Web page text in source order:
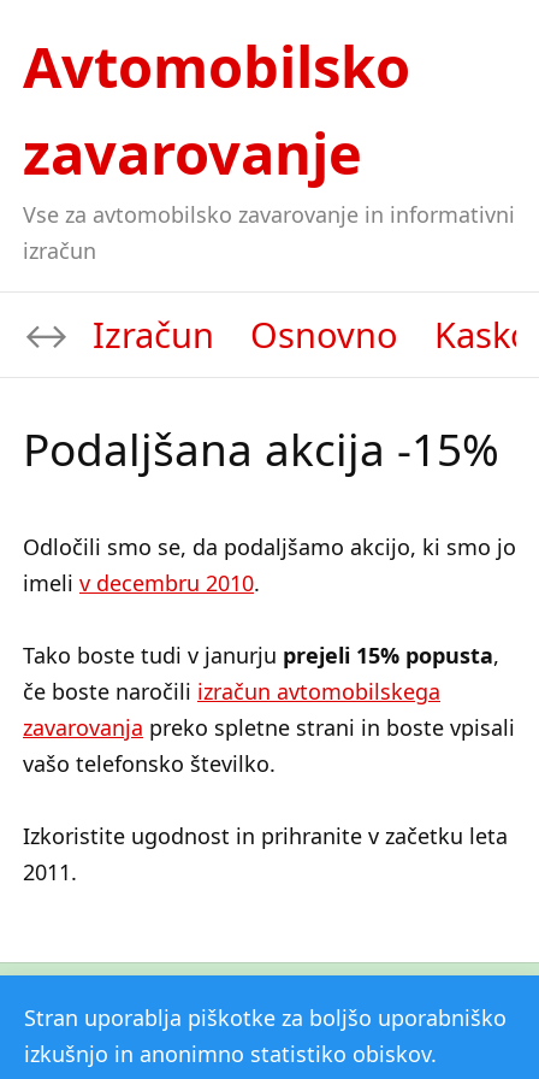
Avtomobilsko
zavarovanje
Vse za avtomobilsko zavarovanje in informativni
izračun
Izračun Osnovno Kasko
Podaljšana akcija -15%
Odločili smo se, da podaljšamo akcijo, ki smo jo
imeli v decembru 2010.
Tako boste tudi v janurju prejeli 15% popusta,
če boste naročili izračun avtomobilskega
zavarovanja preko spletne strani in boste vpisali
vašo telefonsko številko.
Izkoristite ugodnost in prihranite v začetku leta
2011.
Kontakt Popusti Novice
Stran uporablja piškotke za boljšo uporabniško
izkušnjo in anonimno statistiko obiskov.